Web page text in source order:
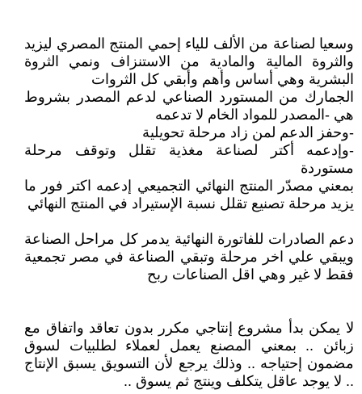
وسعيا لصناعة من الألف للياء إحمي المنتج المصري ليزيد
والثروة المالية والمادية من الاستنزاف ونمي الثروة
البشرية وهي أساس وأهم وأبقي كل الثروات
الجمارك من المستورد الصناعي لدعم المصدر بشروط
هي -المصدر للمواد الخام لا تدعمه
-وحفز الدعم لمن زاد مرحلة تحويلية
-وإدعمه أكتر لصناعة مغذية تقلل وتوقف مرحلة
مستوردة
بمعني مصدّر المنتج النهائي التجميعي إدعمه اكتر فور ما
يزيد مرحلة تصنيع تقلل نسبة الإستيراد في المنتج النهائي
دعم الصادرات للفاتورة النهائية يدمر كل مراحل الصناعة
ويبقي علي اخر مرحلة وتبقي الصناعة في مصر تجمعية
فقط لا غير وهي اقل الصناعات ربح
لا يمكن بدأ مشروع إنتاجي مكرر بدون تعاقد واتفاق مع
زبائن .. بمعني المصنع يعمل لعملاء لطلبيات لسوق
مضمون إحتياجه .. وذلك يرجع لأن التسويق يسبق الإنتاج
.. لا يوجد عاقل يتكلف وينتج ثم يسوق ..